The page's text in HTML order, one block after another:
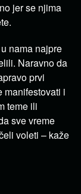
jer se njima
nama najpre
Naravno da
prvi
manifestovati i
teme ili
sve vreme
voleti – kaže